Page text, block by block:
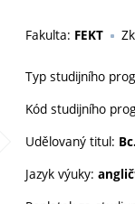
Fakulta: FEKT
Typ studijního
Kód studijního
Udělovaný titul: Bc.
Jazyk výuky: